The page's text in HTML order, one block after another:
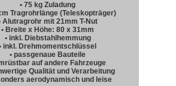
• 75 kg Zuladung
Tragrohrlänge (Teleskopträger)
Alutragrohr mit 21mm T-Nut
• Breite x Höhe: 80 x 31mm
• inkl. Diebstahlhemmung
inkl. Drehmomentschlüssel
• passgenaue Bauteile
auf andere Fahrzeuge
Qualität und Verarbeitung
aerodynamisch und leise